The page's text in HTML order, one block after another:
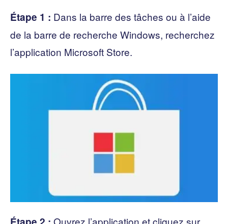
Étape 1 : Dans la barre des tâches ou à l’aide
de la barre de recherche Windows, recherchez
l’application Microsoft Store.